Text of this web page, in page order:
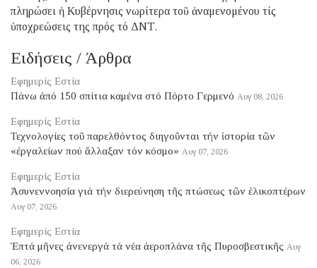
πληρώσει ἡ Κυβέρνησις νωρίτερα τοῦ ἀναμενομένου τίς
ὑποχρεώσεις της πρός τό ΔΝΤ.
Ειδήσεις / Άρθρα
Εφημερίς Εστία
Πάνω ἀπό 150 σπίτια καμένα στό Πόρτο Γερμενό Αυγ 08, 2026
Εφημερίς Εστία
Τεχνολογίες τοῦ παρελθόντος διηγοῦνται τήν ἱστορία τῶν
«ἐργαλείων πού ἄλλαξαν τόν κόσμο» Αυγ 07, 2026
Εφημερίς Εστία
Ἀσυνεννοησία γιά τήν διερεύνηση τῆς πτώσεως τῶν ἑλικοπτέρων
Αυγ 07, 2026
Εφημερίς Εστία
Ἑπτά μῆνες ἀνενεργά τά νέα ἀεροπλάνα τῆς Πυροσβεστικῆς Αυγ
06, 2026